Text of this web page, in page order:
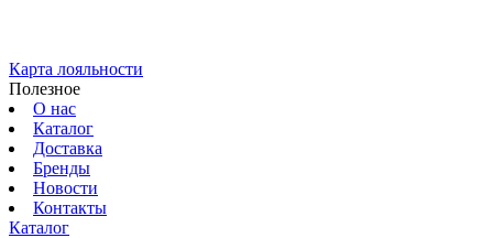
Карта лояльности
Полезное
О нас
Каталог
Доставка
Бренды
Новости
Контакты
Каталог